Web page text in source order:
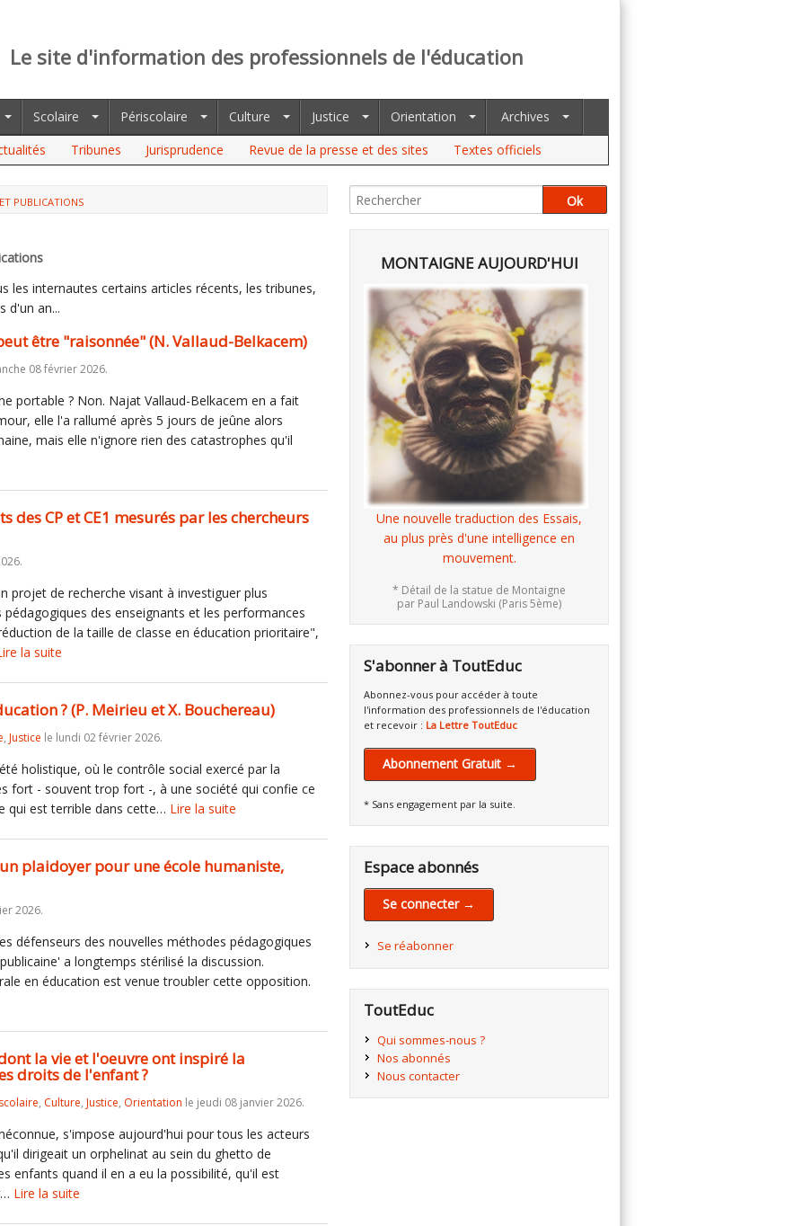
Le site d'information des professionnels de l'éducation
Scolaire Périscolaire Culture Justice Orientation
Archives
Tribunes Jurisprudence Revue de la presse et des sites Textes officiels
PUBLICATIONS
les internautes certains articles récents, les tribunes,
d'un an...
être "raisonnée" (N. Vallaud-Belkacem)
08 février 2026.
portable ? Non. Najat Vallaud-Belkacem en a fait
elle l'a rallumé après 5 jours de jeûne alors
mais elle n'ignore rien des catastrophes qu'il
des CP et CE1 mesurés par les chercheurs
projet de recherche visant à investiguer plus
des enseignants et les performances
de la taille de classe en éducation prioritaire",
la suite
? (P. Meirieu et X. Bouchereau)
, Justice le lundi 02 février 2026.
holistique, où le contrôle social exercé par la
fort - souvent trop fort -, à une société qui confie ce
qui est terrible dans cette… Lire la suite
plaidoyer pour une école humaniste,
2026.
défenseurs des nouvelles méthodes pédagogiques
a longtemps stérilisé la discussion.
en éducation est venue troubler cette opposition.
la vie et l'oeuvre ont inspiré la
droits de l'enfant ?
, Culture, Justice, Orientation le jeudi 08 janvier 2026.
s'impose aujourd'hui pour tous les acteurs
dirigeait un orphelinat au sein du ghetto de
enfants quand il en a eu la possibilité, qu'il est
Lire la suite
MONTAIGNE AUJOURD'HUI
Une nouvelle traduction des Essais,
au plus près d'une intelligence en
mouvement.
* Détail de la statue de Montaigne
par Paul Landowski (Paris 5ème)
S'abonner à ToutEduc
Abonnez-vous pour accéder à toute
l'information des professionnels de l'éducation
et recevoir : La Lettre ToutEduc
Abonnement Gratuit →
* Sans engagement par la suite.
Espace abonnés
Se connecter →
Se réabonner
ToutEduc
Qui sommes-nous ?
Nos abonnés
Nous contacter